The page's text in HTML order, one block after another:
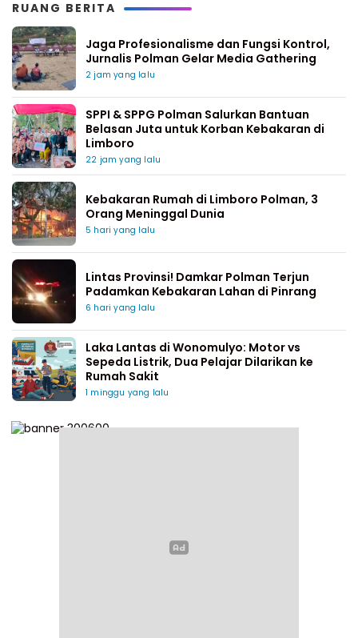
RUANG BERITA
Jaga Profesionalisme dan Fungsi Kontrol,
Jurnalis Polman Gelar Media Gathering
2 jam yang lalu
SPPI & SPPG Polman Salurkan Bantuan
Belasan Juta untuk Korban Kebakaran di
Limboro
22 jam yang lalu
Kebakaran Rumah di Limboro Polman, 3
Orang Meninggal Dunia
5 hari yang lalu
Lintas Provinsi! Damkar Polman Terjun
Padamkan Kebakaran Lahan di Pinrang
6 hari yang lalu
Laka Lantas di Wonomulyo: Motor vs
Sepeda Listrik, Dua Pelajar Dilarikan ke
Rumah Sakit
1 minggu yang lalu